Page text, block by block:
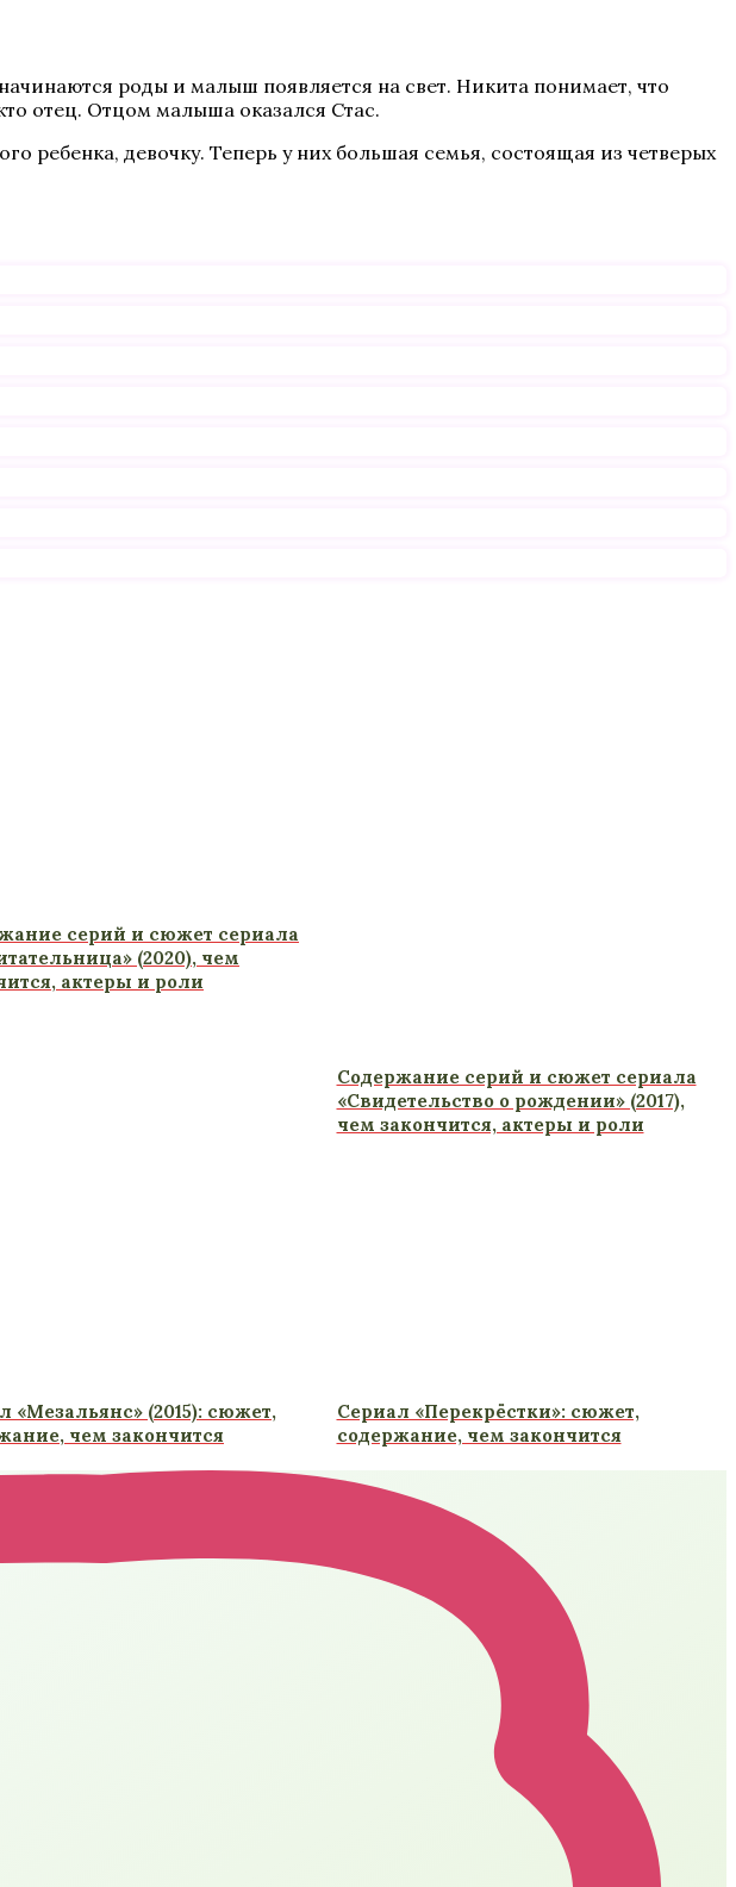
роды и малыш появляется на свет. Никита понимает, что
отец. Отцом малыша оказался Стас.
ребенка, девочку. Теперь у них большая семья, состоящая из четверых
серий и сюжет сериала
(2020), чем
актеры и роли
Содержание серий и сюжет сериала
«Свидетельство о рождении» (2017),
чем закончится, актеры и роли
«Мезальянс» (2015): сюжет,
чем закончится
Сериал «Перекрёстки»: сюжет,
содержание, чем закончится